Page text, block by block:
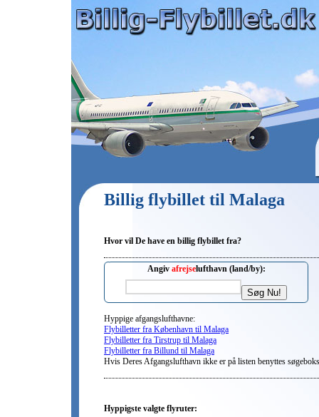
Billig flybillet til Malaga
Hvor vil De have en billig flybillet fra?
Angiv afrejselufthavn (land/by):
Hyppige afgangslufthavne:
Flybilletter fra København til Malaga
Flybilletter fra Tirstrup til Malaga
Flybilletter fra Billund til Malaga
Hvis Deres Afgangslufthavn ikke er på listen benyttes
Hyppigste valgte flyruter: